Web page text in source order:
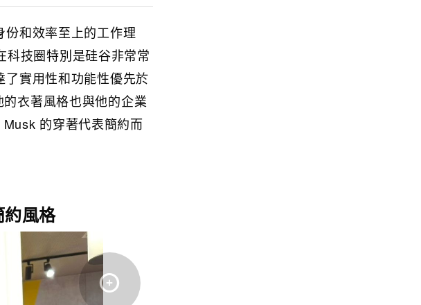
和效率至上的工作理
科技圈特別是硅谷非常常
實用性和功能性優先於
衣著風格也與他的企業
的穿著代表簡約而
風格